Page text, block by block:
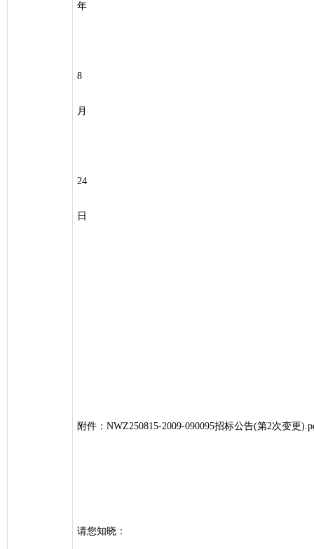
年
8
月
24
日
附件：NWZ250815-2009-090095招标公告(第2次变更
请您知晓：